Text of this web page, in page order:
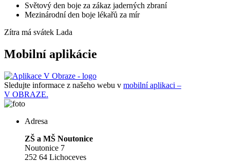
Světový den boje za zákaz jaderných zbraní
Mezinárodní den boje lékařů za mír
Zítra má svátek Lada
Mobilní aplikácie
Sledujte informace z našeho webu v mobilní aplikaci –
V OBRAZE.
Adresa
ZŠ a MŠ Noutonice
Noutonice 7
252 64 Lichoceves